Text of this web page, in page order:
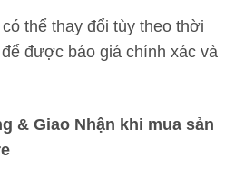
thể thay đổi tùy theo thời
được báo giá chính xác và
& Giao Nhận khi mua sản